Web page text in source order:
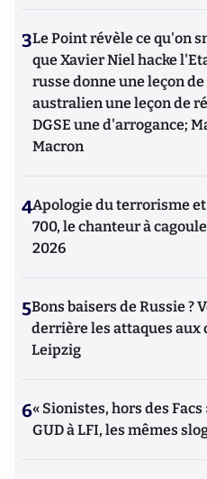
3Le Point révèle ce qu'on
que Xavier Niel hacke
russe donne une leçon
australien une leçon de
DGSE une d'arrogance;
Macron
4Apologie du terrorisme
700, le chanteur à
2026
5Bons baisers de Russie ?
derrière les attaques aux
Leipzig
6« Sionistes, hors des
GUD à LFI, les mêmes